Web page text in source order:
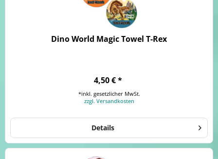
Dino World Magic Towel T-Rex
4,50 € *
*inkl. gesetzlicher MwSt.
zzgl. Versandkosten
Details